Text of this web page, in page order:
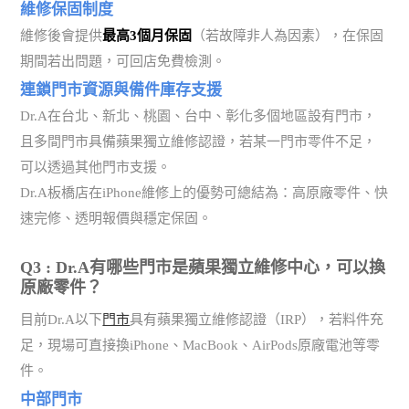
維修保固制度
維修後會提供最高3個月保固
（若故障非人為因素），在保固
期間若出問題，可回店免費檢測。
連鎖門市資源與備件庫存支援
Dr.A在台北、新北、桃園、台中、彰化多個地區設有門市，
且多間門市具備蘋果獨立維修認證，若某一門市零件不足，
可以透過其他門市支援。
Dr.A板橋店在iPhone維修上的優勢可總結為：高原廠零件、快
速完修、透明報價與穩定保固。
Q3 : Dr.A有哪些門市是蘋果獨立維修中心，可以換
原廠零件？
目前Dr.A以下門市具有蘋果獨立維修認證（IRP），若料件充
足，現場可直接換iPhone、MacBook、AirPods原廠電池等零
件。
中部門市